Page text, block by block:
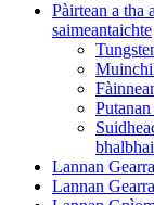
Pàirtean a tha
saimeantaichte
Lannan
Lannan